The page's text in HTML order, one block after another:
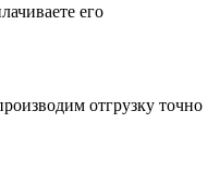
его
отгрузку точно